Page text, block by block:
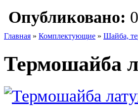
Опубликовано:
Главная » Комплектующие » Шайба,
Термошайба